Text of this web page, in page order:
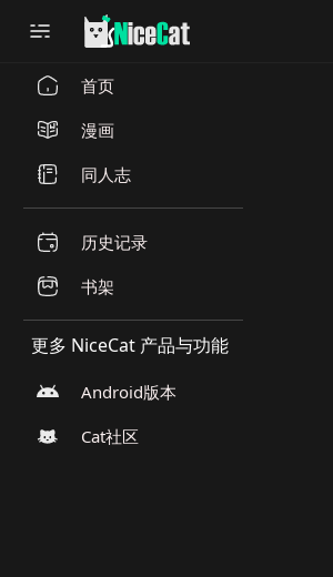
首页
漫画
同人志
历史记录
书架
更多 NiceCat 产品与功能
Android版本
Cat社区